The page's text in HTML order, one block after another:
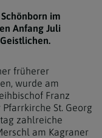
im
Anfang Juli
früherer
wurde am
Franz
St. Georg
zahlreiche
am Kagraner